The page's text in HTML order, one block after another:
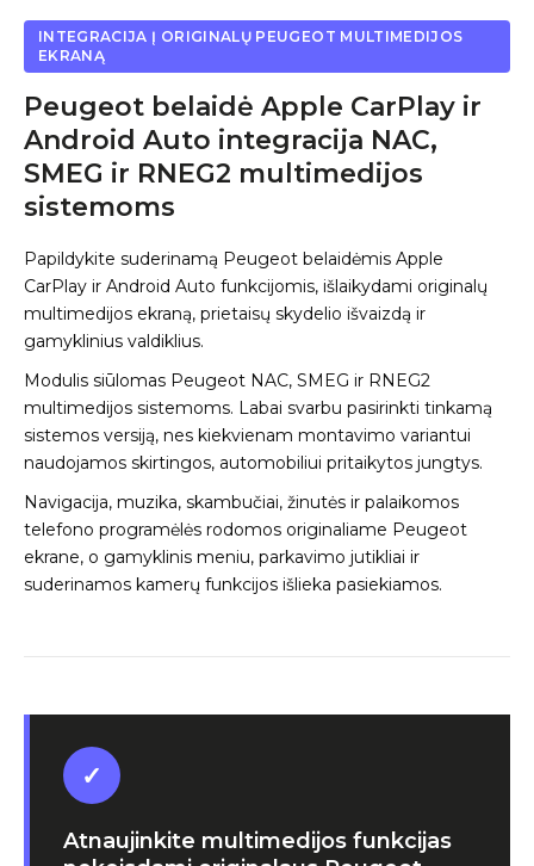
INTEGRACIJA Į ORIGINALŲ PEUGEOT MULTIMEDIJOS
EKRANĄ
Peugeot belaidė Apple CarPlay ir
Android Auto integracija NAC,
SMEG ir RNEG2 multimedijos
sistemoms
Papildykite suderinamą Peugeot belaidėmis Apple
CarPlay ir Android Auto funkcijomis, išlaikydami originalų
multimedijos ekraną, prietaisų skydelio išvaizdą ir
gamyklinius valdiklius.
Modulis siūlomas Peugeot NAC, SMEG ir RNEG2
multimedijos sistemoms. Labai svarbu pasirinkti tinkamą
sistemos versiją, nes kiekvienam montavimo variantui
naudojamos skirtingos, automobiliui pritaikytos jungtys.
Navigacija, muzika, skambučiai, žinutės ir palaikomos
telefono programėlės rodomos originaliame Peugeot
ekrane, o gamyklinis meniu, parkavimo jutikliai ir
suderinamos kamerų funkcijos išlieka pasiekiamos.
✓
Atnaujinkite multimedijos funkcijas